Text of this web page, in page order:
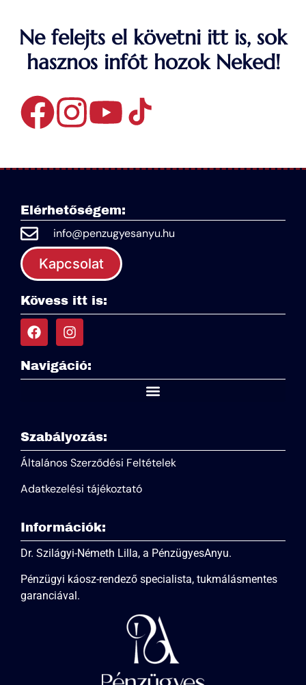
Ne felejts el követni itt is, sok
hasznos infót hozok Neked!
Elérhetőségem:
info@penzugyesanyu.hu
Kapcsolat
Kövess itt is:
Navigáció:
Szabályozás:
Általános Szerződési Feltételek
Adatkezelési tájékoztató
Információk:
Dr. Szilágyi-Németh Lilla, a PénzügyesAnyu.
Pénzügyi káosz-rendező specialista, tukmálásmentes
garanciával.